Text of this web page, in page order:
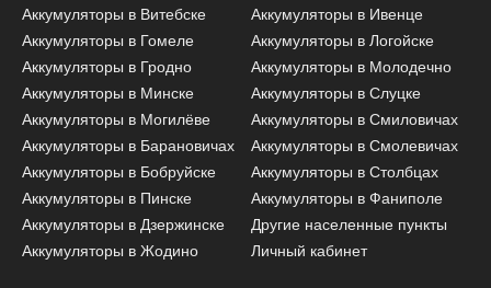
Аккумуляторы в Витебске
Аккумуляторы в Гомеле
Аккумуляторы в Гродно
Аккумуляторы в Минске
Аккумуляторы в Могилёве
Аккумуляторы в Барановичах
Аккумуляторы в Бобруйске
Аккумуляторы в Пинске
Аккумуляторы в Дзержинске
Аккумуляторы в Жодино
Аккумуляторы в Ивенце
Аккумуляторы в Логойске
Аккумуляторы в Молодечно
Аккумуляторы в Слуцке
Аккумуляторы в Смиловичах
Аккумуляторы в Смолевичах
Аккумуляторы в Столбцах
Аккумуляторы в Фаниполе
Другие населенные пункты
Личный кабинет